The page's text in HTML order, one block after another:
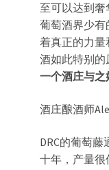
至可以达到
葡萄酒界少
着真正的力
酒如此特别的
一个酒庄与之
酒庄酿酒师
DRC的葡萄
十年，产量